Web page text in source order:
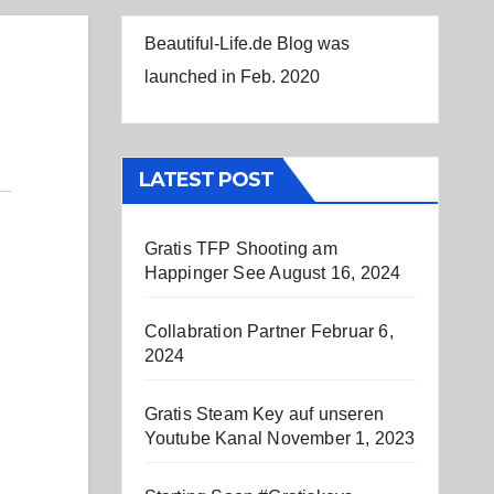
Beautiful-Life.de Blog was
launched in Feb. 2020
LATEST POST
Gratis TFP Shooting am
Happinger SeeAugust 16, 2024
Collabration Partner Februar 6,
2024
Gratis Steam Key auf unseren
Youtube Kanal
November 1, 2023